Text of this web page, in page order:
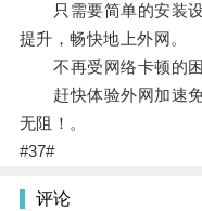
只需要简单的安装设
提升，畅快地上外网。
不再受网络卡顿的困
赶快体验外网加速免
无阻！。
#37#
评论